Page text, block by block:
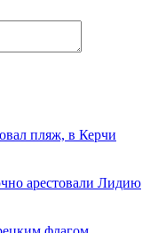
пляж, в Керчи
арестовали Лидию